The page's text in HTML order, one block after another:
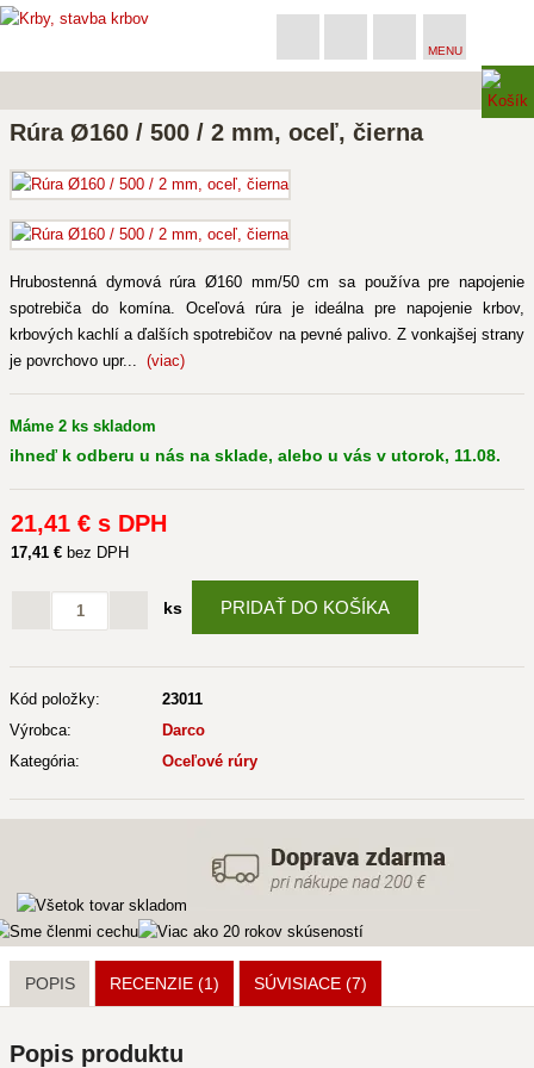
MENU
Rúra Ø160 / 500 / 2 mm, oceľ, čierna
Hrubostenná dymová rúra Ø160 mm/50 cm sa používa pre napojenie
spotrebiča do komína. Oceľová rúra je ideálna pre napojenie krbov,
krbových kachlí a ďalších spotrebičov na pevné palivo. Z vonkajšej strany
je povrchovo upr... (viac)
Máme 2 ks skladom
ihneď k odberu u nás na sklade, alebo u vás v utorok, 11.08.
21,41 € s DPH
17,41 € bez DPH
ks PRIDAŤ DO KOŠÍKA
Kód položky:
23011
Výrobca:
Darco
Kategória:
Oceľové rúry
POPIS RECENZIE (1) SÚVISIACE (7)
Popis produktu